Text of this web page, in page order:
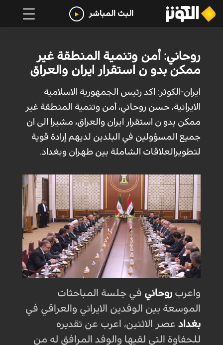
البث المباشر
روحاني: أمن وتنمية المنطقة غير
ممكن بدو ن استقرار ايران والعراق
ايران-الكوثر: اكد رئيس الجمهورية الاسلامية
الايرانية، حسن روحاني، أمن وتنمية المنطقة غير
ممكن بدو ن استقرار ايران والعراق، مشيرا الى ان
جميع المسؤولين في البلدين لديهم إرادة قوية
لتطويرالعلاقات الشاملة بين طهران وبغداد.
واعرب روحاني في جلسة المباحثات
الموسعة بين الوفدين الايراني والعراقي في
بغدادعصر الاثنين، اعرب عن تقديره
للحفاوة التي لقيها والوفد المرافق له من